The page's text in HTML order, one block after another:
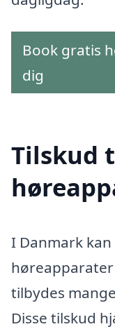
Book gratis
dig
Tilskud
I Danmark
tilbydes
Disse tilskud